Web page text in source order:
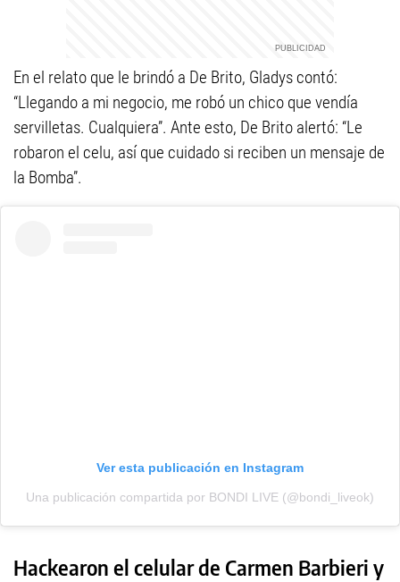
En el relato que le brindó a De Brito, Gladys contó:
“Llegando a mi negocio, me robó un chico que vendía
servilletas. Cualquiera”. Ante esto, De Brito alertó: “Le
robaron el celu, así que cuidado si reciben un mensaje de
la Bomba”.
Ver esta publicación en Instagram
Una publicación compartida por BONDI LIVE (@bondi_liveok)
Hackearon el celular de Carmen Barbieri y